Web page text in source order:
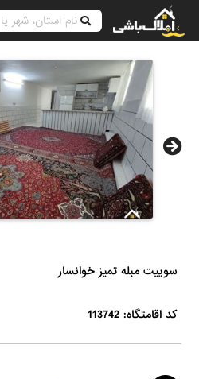
سوییت مبله تمیز خوانسار
کد اقامتگاه: 113742